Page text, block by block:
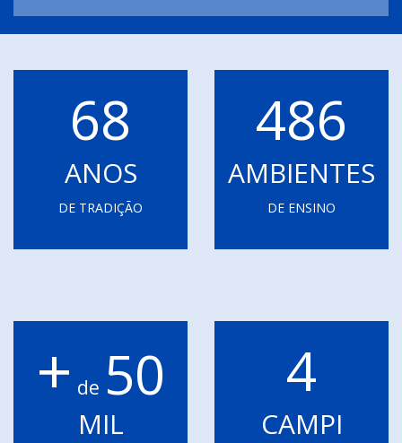
68
ANOS
DE TRADIÇÃO
486
AMBIENTES
DE ENSINO
+ de 50
MIL
4
CAMPI